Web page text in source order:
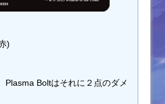
)
Plasma Boltはそれに２点のダメ